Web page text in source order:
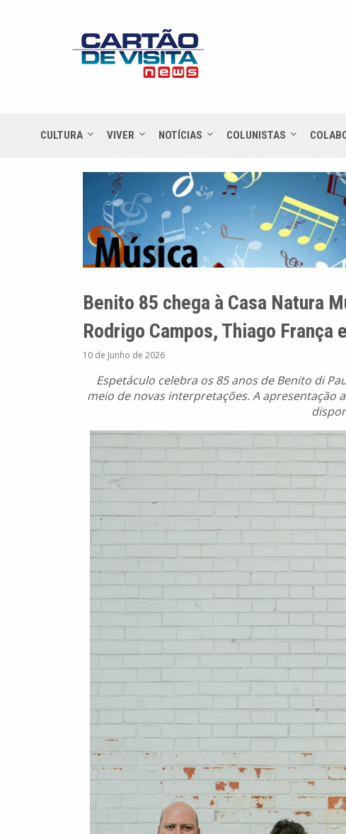
CULTURA VIVER NOTÍCIAS COLUNISTAS
Benito 85 chega à Casa Natura
Rodrigo Campos, Thiago França
10 de Junho de 2026
Espetáculo celebra os 85 anos de Benito di
meio de novas interpretações. A apresentação